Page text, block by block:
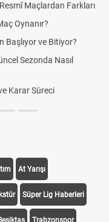
Maçlardan Farkları
Oynanır?
Başlıyor ve Bitiyor?
Sezonda Nasıl
Karar Süreci
At Yarışı
Süper Lig Haberleri
Trabzonspor